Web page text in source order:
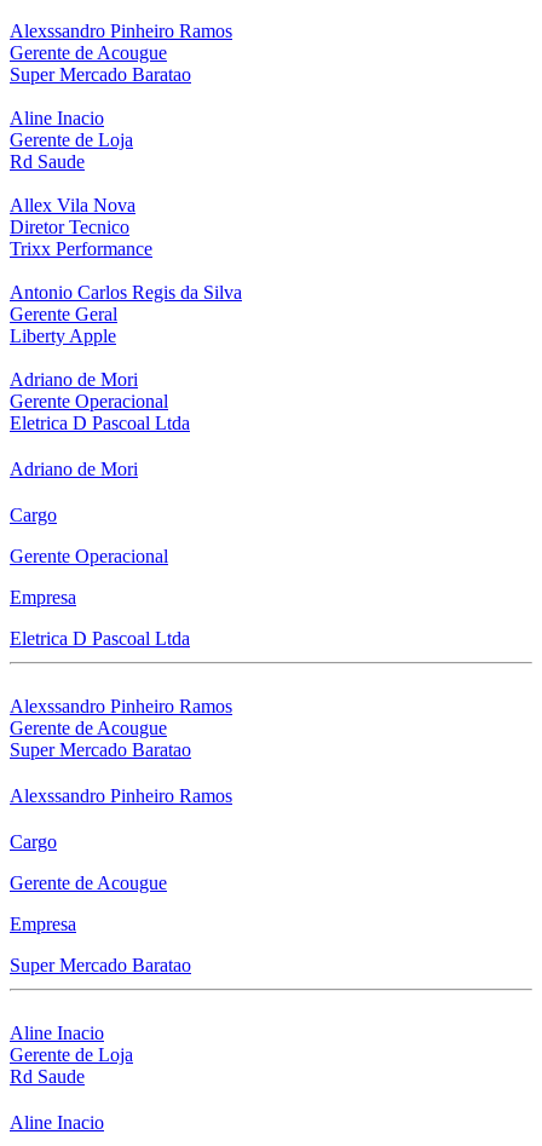
Alexssandro Pinheiro Ramos
Gerente de Acougue
Super Mercado Baratao
Aline Inacio
Gerente de Loja
Rd Saude
Allex Vila Nova
Diretor Tecnico
Trixx Performance
Antonio Carlos Regis da Silva
Gerente Geral
Liberty Apple
Adriano de Mori
Gerente Operacional
Eletrica D Pascoal Ltda
Adriano de Mori
Cargo
Gerente Operacional
Empresa
Eletrica D Pascoal Ltda
Alexssandro Pinheiro Ramos
Gerente de Acougue
Super Mercado Baratao
Alexssandro Pinheiro Ramos
Cargo
Gerente de Acougue
Empresa
Super Mercado Baratao
Aline Inacio
Gerente de Loja
Rd Saude
Aline Inacio